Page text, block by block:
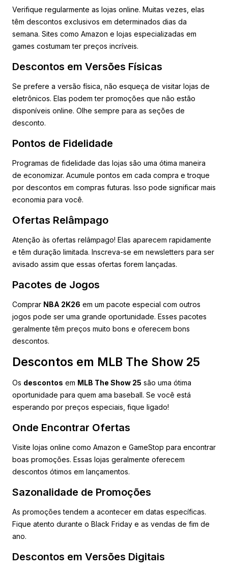
Verifique regularmente as lojas online. Muitas vezes, elas
têm descontos exclusivos em determinados dias da
semana. Sites como Amazon e lojas especializadas em
games costumam ter preços incríveis.
Descontos em Versões Físicas
Se prefere a versão física, não esqueça de visitar lojas de
eletrônicos. Elas podem ter promoções que não estão
disponíveis online. Olhe sempre para as seções de
desconto.
Pontos de Fidelidade
Programas de fidelidade das lojas são uma ótima maneira
de economizar. Acumule pontos em cada compra e troque
por descontos em compras futuras. Isso pode significar mais
economia para você.
Ofertas Relâmpago
Atenção às ofertas relâmpago! Elas aparecem rapidamente
e têm duração limitada. Inscreva-se em newsletters para ser
avisado assim que essas ofertas forem lançadas.
Pacotes de Jogos
Comprar NBA 2K26 em um pacote especial com outros
jogos pode ser uma grande oportunidade. Esses pacotes
geralmente têm preços muito bons e oferecem bons
descontos.
Descontos em MLB The Show 25
Os descontos em MLB The Show 25 são uma ótima
oportunidade para quem ama baseball. Se você está
esperando por preços especiais, fique ligado!
Onde Encontrar Ofertas
Visite lojas online como Amazon e GameStop para encontrar
boas promoções. Essas lojas geralmente oferecem
descontos ótimos em lançamentos.
Sazonalidade de Promoções
As promoções tendem a acontecer em datas específicas.
Fique atento durante o Black Friday e as vendas de fim de
ano.
Descontos em Versões Digitais